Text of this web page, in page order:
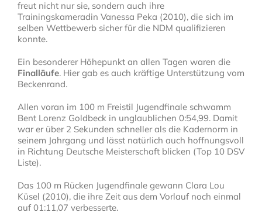
freut nicht nur sie, sondern auch ihre
Trainingskameradin Vanessa Peka (2010), die sich im
selben Wettbewerb sicher für die NDM qualifizieren
konnte.
Ein besonderer Höhepunkt an allen Tagen waren die
Finalläufe. Hier gab es auch kräftige Unterstützung vom
Beckenrand.
Allen voran im 100 m Freistil Jugendfinale schwamm
Bent Lorenz Goldbeck in unglaublichen 0:54,99. Damit
war er über 2 Sekunden schneller als die Kadernorm in
seinem Jahrgang und lässt natürlich auch hoffnungsvoll
in Richtung Deutsche Meisterschaft blicken (Top 10 DSV
Liste).
Das 100 m Rücken Jugendfinale gewann Clara Lou
Küsel (2010), die ihre Zeit aus dem Vorlauf noch einmal
auf 01:11,07 verbesserte.